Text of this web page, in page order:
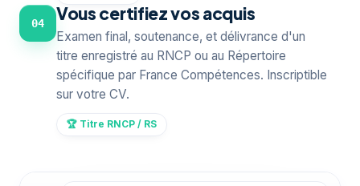
04 Vous certifiez vos acquis
Examen final, soutenance, et délivrance d'un
titre enregistré au RNCP ou au Répertoire
spécifique par France Compétences. Inscriptible
sur votre CV.
🏆 Titre RNCP / RS